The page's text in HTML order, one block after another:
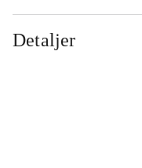
Detaljer